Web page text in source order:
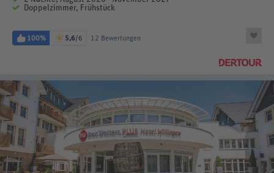
Doppelzimmer, Frühstück
100% 5,6/6 12 Bewertungen